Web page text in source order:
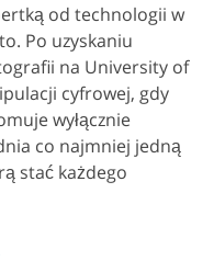
od technologii w
Po uzyskaniu
na University of
cyfrowej, gdy
wyłącznie
co najmniej jedną
stać każdego